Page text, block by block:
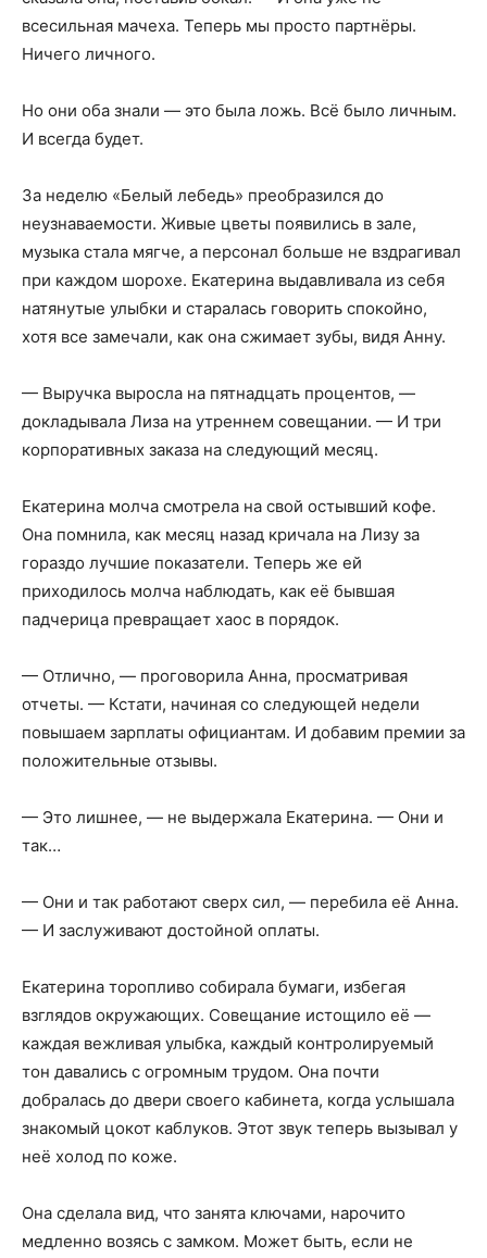
всесильная мачеха. Теперь мы просто партнёры.
Ничего личного.
Но они оба знали — это была ложь. Всё было личным.
И всегда будет.
За неделю «Белый лебедь» преобразился до
неузнаваемости. Живые цветы появились в зале,
музыка стала мягче, а персонал больше не вздрагивал
при каждом шорохе. Екатерина выдавливала из себя
натянутые улыбки и старалась говорить спокойно,
хотя все замечали, как она сжимает зубы, видя Анну.
— Выручка выросла на пятнадцать процентов, —
докладывала Лиза на утреннем совещании. — И три
корпоративных заказа на следующий месяц.
Екатерина молча смотрела на свой остывший кофе.
Она помнила, как месяц назад кричала на Лизу за
гораздо лучшие показатели. Теперь же ей
приходилось молча наблюдать, как её бывшая
падчерица превращает хаос в порядок.
— Отлично, — проговорила Анна, просматривая
отчеты. — Кстати, начиная со следующей недели
повышаем зарплаты официантам. И добавим премии за
положительные отзывы.
— Это лишнее, — не выдержала Екатерина. — Они и
так…
— Они и так работают сверх сил, — перебила её Анна.
— И заслуживают достойной оплаты.
Екатерина торопливо собирала бумаги, избегая
взглядов окружающих. Совещание истощило её —
каждая вежливая улыбка, каждый контролируемый
тон давались с огромным трудом. Она почти
добралась до двери своего кабинета, когда услышала
знакомый цокот каблуков. Этот звук теперь вызывал у
неё холод по коже.
Она сделала вид, что занята ключами, нарочито
медленно возясь с замком. Может быть, если не